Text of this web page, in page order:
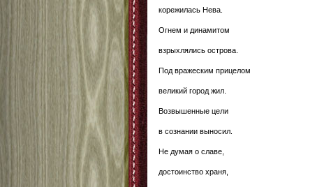
корежилась Нева.
Огнем и динамитом
взрыхлялись острова.
Под вражеским прицелом
великий город жил.
Возвышенные цели
в сознании выносил.
Не думая о славе,
достоинство храня,